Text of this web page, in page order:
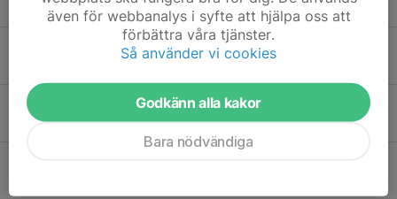
Igår, 22:41
Dörrarna öppnas – välkommen på invigning!
Uteritt, Torsdag 6/8
4 aug, 08:00
även för webbanalys i syfte att hjälpa oss att
förbättra våra tjänster.
Så använder vi cookies
Godkänn alla kakor
Bara nödvändiga